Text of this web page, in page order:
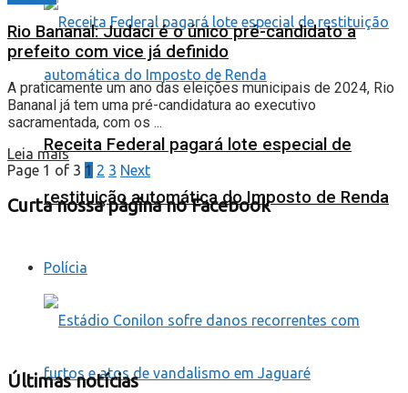
Receita Federal pagará lote especial de
restituição automática do Imposto de Renda
Polícia
Rio Bananal: Judaci é o único pré-candidato a
prefeito com vice já definido
A praticamente um ano das eleições municipais de 2024, Rio
Bananal já tem uma pré-candidatura ao executivo
sacramentada, com os ...
Leia mais
Page 1 of 3 1 2 3 Next
Curta nossa página no Facebook
Últimas notícias